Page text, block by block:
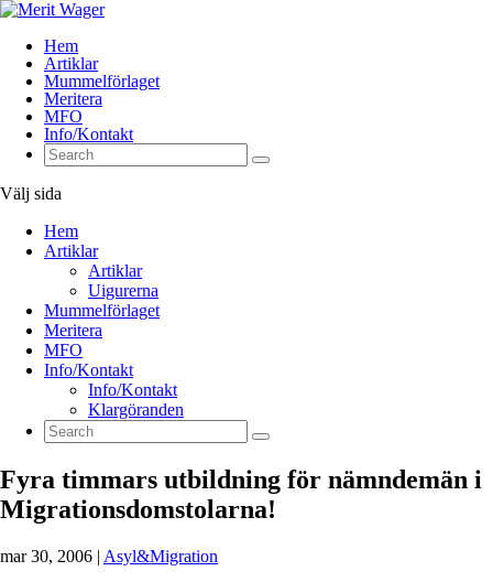
Hem
Artiklar
Mummelförlaget
Meritera
MFO
Info/Kontakt
Välj sida
Hem
Artiklar
Artiklar
Uigurerna
Mummelförlaget
Meritera
MFO
Info/Kontakt
Info/Kontakt
Klargöranden
Fyra timmars utbildning för nämndemän i
Migrationsdomstolarna!
mar 30, 2006 | Asyl&Migration